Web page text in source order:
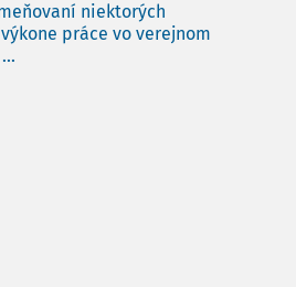
niektorých
práce vo verejnom